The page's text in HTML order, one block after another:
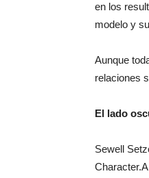
en los
modelo y
Aunque
relaciones
El lado
Sewell